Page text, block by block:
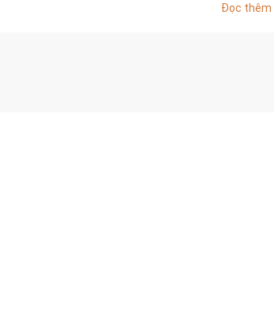
Đọc thêm